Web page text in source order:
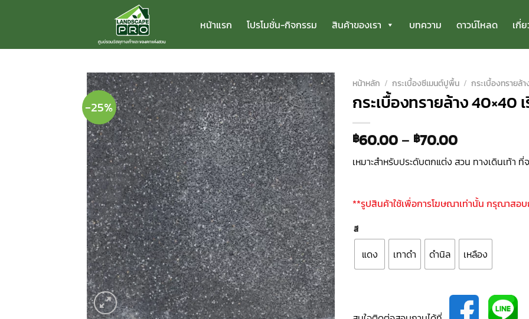
เนื้อหา
หน้าแรก โปรโมชั่น-กิจกรรม สินค้าของเรา บทความ ดาวน์โหลด เกี่
-25%
หน้าหลัก / กระเบื้องซีเมนต์ปูพื้น / กระเบื้องทรายล้า
กระเบื้องทรายล้าง 40×40
฿60.00 – ฿70.00
เหมาะสำหรับประดับตกแต่ง สวน ทางเดินเท้
**รูปสินค้าใช้เพื่อการโฆษณาเท่านั้น กรุณาสอ
สี
แดง เทาดำ ดำนิล เหลือง